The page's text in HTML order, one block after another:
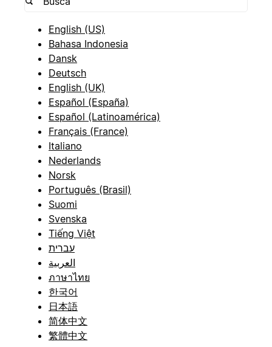
English (US)
Bahasa Indonesia
Dansk
Deutsch
English (UK)
Español (España)
Español (Latinoamérica)
Français (France)
Italiano
Nederlands
Norsk
Português (Brasil)
Suomi
Svenska
Tiếng Việt
עברית
العربية
ภาษาไทย
한국어
日本語
简体中文
繁體中文